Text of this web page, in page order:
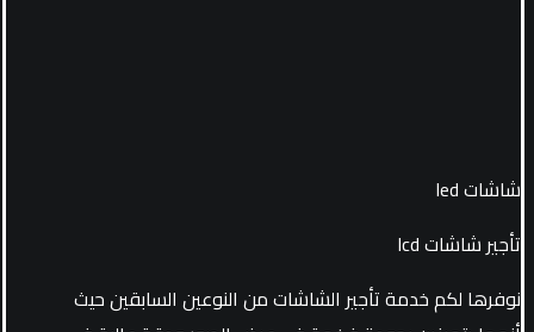
شاشات led
تأجير شاشات lcd
نوفرها لكم خدمة تأجير الشاشات من النوعين السابقين حيث